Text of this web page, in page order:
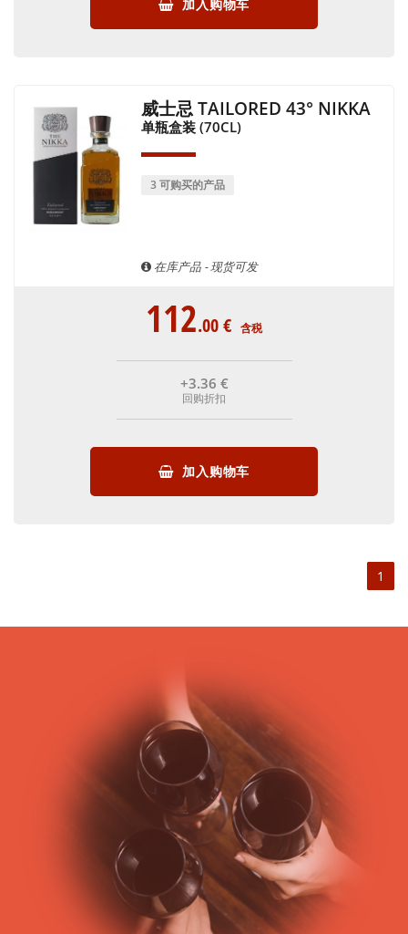
加入购物车
威士忌 TAILORED 43° NIKKA
单瓶盒装 (70CL)
3 可购买的产品
在库产品 - 现货可发
112.00€ 含税
+3.36 €
回购折扣
加入购物车
1